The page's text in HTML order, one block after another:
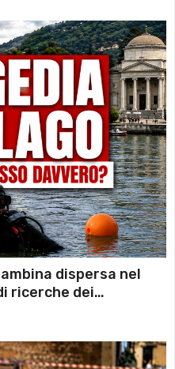
dispersa nel
ricerche dei